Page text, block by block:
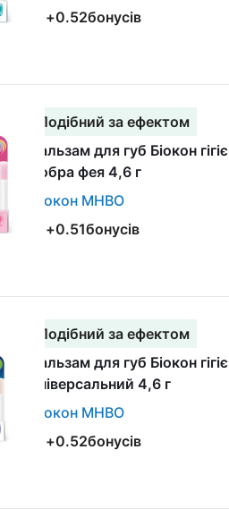
+0.52бонусів
Подібний за ефектом
Бальзам для губ Біокон
добра фея 4,6 г
Біокон МНВО
+0.51бонусів
Подібний за ефектом
Бальзам для губ Біокон
універсальний 4,6 г
Біокон МНВО
+0.52бонусів